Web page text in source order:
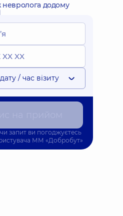
невролога додому
/ час візиту
запит ви погоджуєтесь
ММ «Добробут»